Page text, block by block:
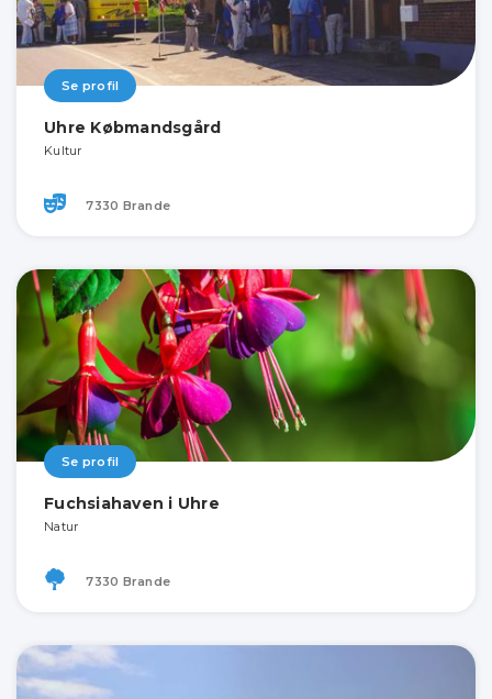
Se profil
Uhre Købmandsgård
Kultur
7330 Brande
Se profil
Fuchsiahaven i Uhre
Natur
7330 Brande